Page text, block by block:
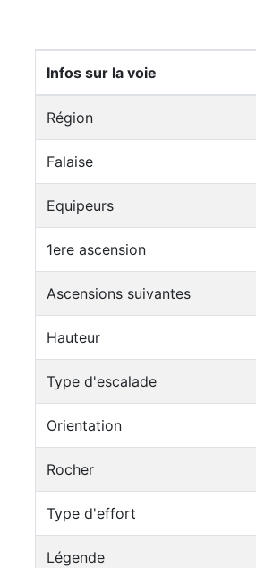
Infos sur la voie
Région
Falaise
Equipeurs
1ere ascension
Ascensions suivantes
Hauteur
Type d'escalade
Orientation
Rocher
Type d'effort
Légende